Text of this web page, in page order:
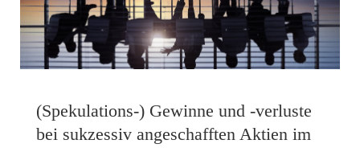
(Spekulations-) Gewinne und -verluste
bei sukzessiv angeschafften Aktien im